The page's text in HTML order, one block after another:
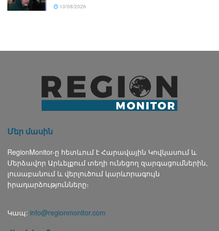
10/08/2026
Մեր մասին
RegionMonitor-ը հետևում է Հարավային Կովկասում և
Մերձավոր Արևելքում տեղի ունեցող զարգացումներին,
լուսաբանում և վերլուծում կարևորագույն
իրադարձությունները։
Կապ: info@regionmonitor.com